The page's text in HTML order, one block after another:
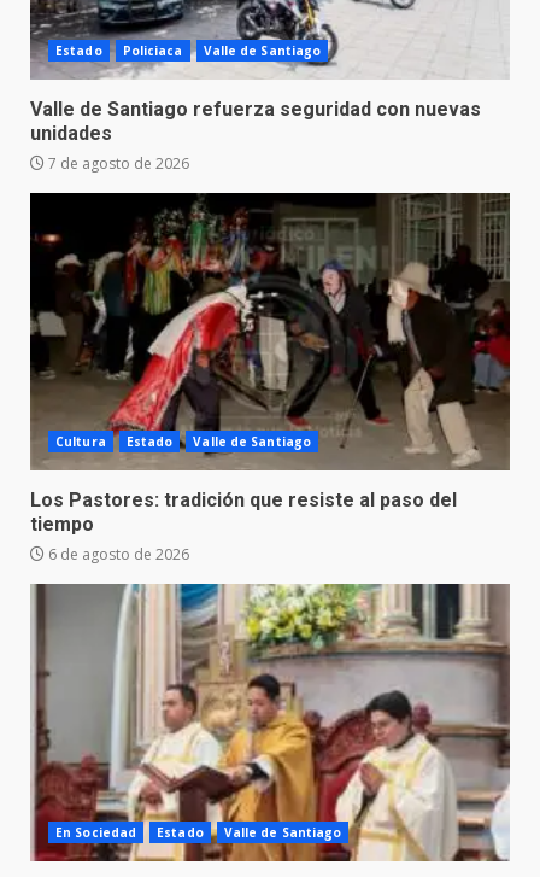
Estado Policiaca Valle de Santiago
Valle de Santiago refuerza seguridad con nuevas
unidades
7 de agosto de 2026
Cultura Estado Valle de Santiago
Los Pastores: tradición que resiste al paso del
tiempo
6 de agosto de 2026
En Sociedad Estado Valle de Santiago